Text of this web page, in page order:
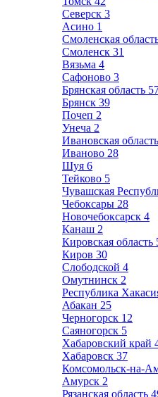
Северск 3
Асино 1
Смоленская
Смоленск 31
Вязьма 4
Сафоново 3
Брянская область
Брянск 39
Почеп 2
Унеча 2
Ивановская область
Иваново 28
Шуя 6
Тейково 5
Чувашская
Чебоксары 28
Новочебоксарск 4
Канаш 2
Кировская область
Киров 30
Слободской 4
Омутнинск 2
Республика
Абакан 25
Черногорск 12
Саяногорск 5
Хабаровский край
Хабаровск 37
Комсомольск-на-
Амурск 2
Рязанская область